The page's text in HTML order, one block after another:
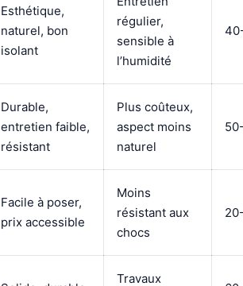
Esthétique,
naturel, bon
isolant
régulier,
sensible à
l’humidité
Durable,
entretien faible,
résistant
Plus coûteux,
aspect moins
naturel
Facile à poser,
prix accessible
Moins
résistant aux
chocs
Travaux